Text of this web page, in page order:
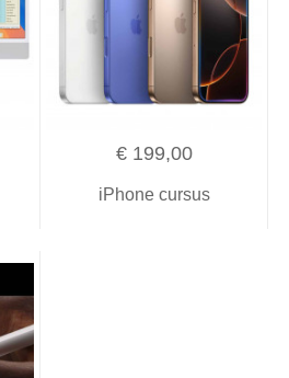
€ 199,00
iPhone cursus